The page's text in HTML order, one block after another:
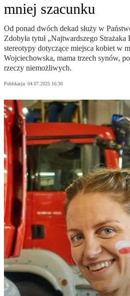
mniej szacunku
Od ponad dwóch dekad służy w
Zdobyła tytuł „Najtwardszego Strażaka
stereotypy dotyczące miejsca kobiet w
Wojciechowska, mama trzech synów,
rzeczy niemożliwych.
Publikacja: 04.07.2025 16:30